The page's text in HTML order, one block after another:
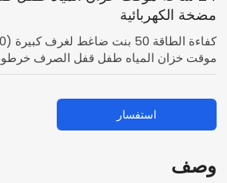
مضخة الكهربائية
موقت خزان المياه طفل قفل الصرف خرطوم
استفسار
وصف